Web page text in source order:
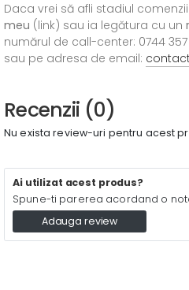
Daca vrei să afli stadiul
meu (link) sau ia legătura cu un
numărul de call-center: 0744
sau pe adresa de email:
Recenzii (0)
Nu exista review-uri pentru acest
Ai utilizat acest produs?
Spune-ti parerea acordand o
Adauga review